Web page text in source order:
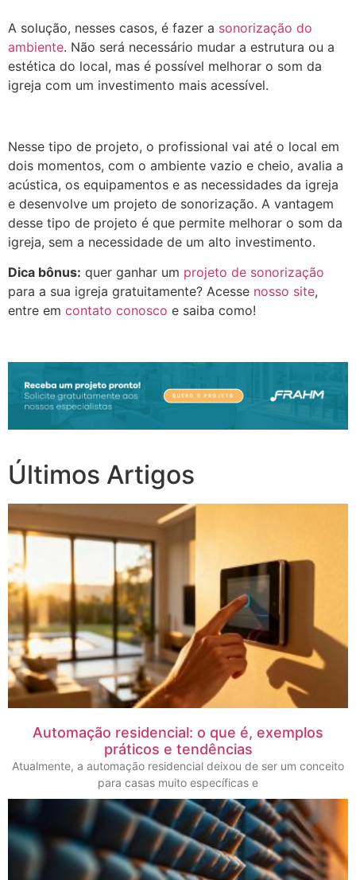
A solução, nesses casos, é fazer a sonorização do
ambiente. Não será necessário mudar a estrutura ou a
estética do local, mas é possível melhorar o som da
igreja com um investimento mais acessível.
Nesse tipo de projeto, o profissional vai até o local em
dois momentos, com o ambiente vazio e cheio, avalia a
acústica, os equipamentos e as necessidades da igreja
e desenvolve um projeto de sonorização. A vantagem
desse tipo de projeto é que permite melhorar o som da
igreja, sem a necessidade de um alto investimento.
Dica bônus: quer ganhar um projeto de sonorização
para a sua igreja gratuitamente? Acesse nosso site,
entre em contato conosco e saiba como!
Últimos Artigos
Automação residencial: o que é, exemplos
práticos e tendências
Atualmente, a automação residencial deixou de ser um conceito
para casas muito específicas e